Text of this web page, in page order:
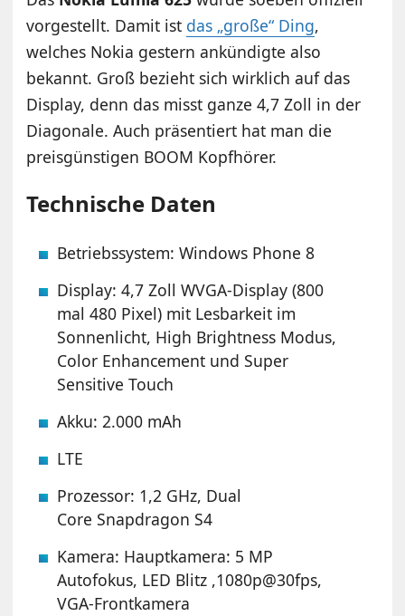
vorgestellt. Damit ist das „große“ Ding,
welches Nokia gestern ankündigte also
bekannt. Groß bezieht sich wirklich auf das
Display, denn das misst ganze 4,7 Zoll in der
Diagonale. Auch präsentiert hat man die
preisgünstigen BOOM Kopfhörer.
Technische Daten
Betriebssystem: Windows Phone 8
Display: 4,7 Zoll WVGA-Display (800
mal 480 Pixel) mit Lesbarkeit im
Sonnenlicht, High Brightness Modus,
Color Enhancement und Super
Sensitive Touch
Akku: 2.000 mAh
LTE
Prozessor: 1,2 GHz, Dual
Core Snapdragon S4
Kamera: Hauptkamera: 5 MP
Autofokus, LED Blitz ,1080p@30fps,
VGA-Frontkamera